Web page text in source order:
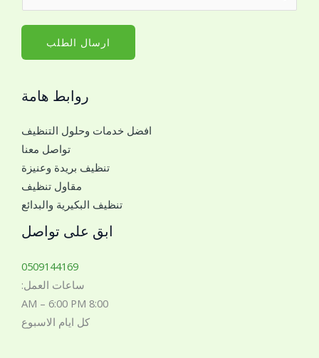
م
ارسال الطلب
روابط هامة
افضل خدمات وحلول التنظيف
تواصل معنا
تنظيف بريدة وعنيزة
مقاول تنظيف
تنظيف البكيرية والبدائع
ابق على تواصل
0509144169
ساعات العمل:
8:00 AM – 6:00 PM
كل ايام الاسبوع